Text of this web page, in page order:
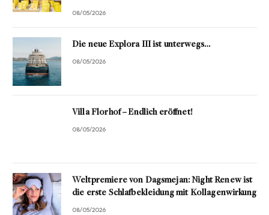
08/05/2026
Die neue Explora III ist unterwegs…
08/05/2026
Villa Florhof – Endlich eröffnet!
08/05/2026
Weltpremiere von Dagsmejan: Night Renew ist
die erste Schlafbekleidung mit Kollagenwirkung
08/05/2026